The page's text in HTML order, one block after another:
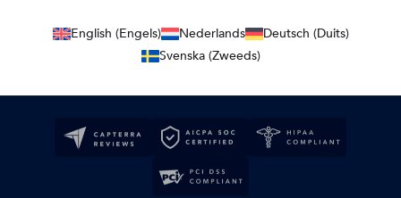
English (Engels) Nederlands
Deutsch (Duits)
Svenska (Zweeds)